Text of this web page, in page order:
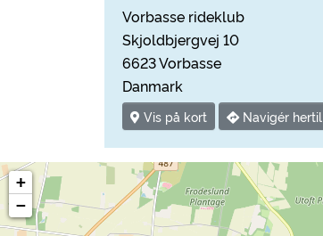
Vorbasse rideklub
Skjoldbjergvej 10
6623 Vorbasse
Danmark
Vis på kort Navigér hertil
+
−